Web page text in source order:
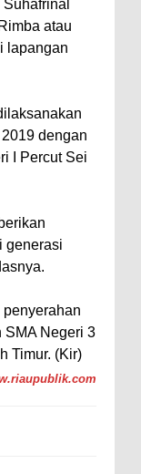
atau
lapangan
dengan
I Percut Sei
generasi
SMA Negeri 3
Timur. (Kir)